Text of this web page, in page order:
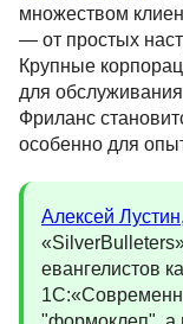
множеством
— от простых
Крупные
для
Фриланс
особенно для
Алексей Лустин
евангелистов